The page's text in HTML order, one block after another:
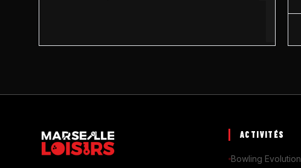
ACTIVITÉS
Bowling Evolution